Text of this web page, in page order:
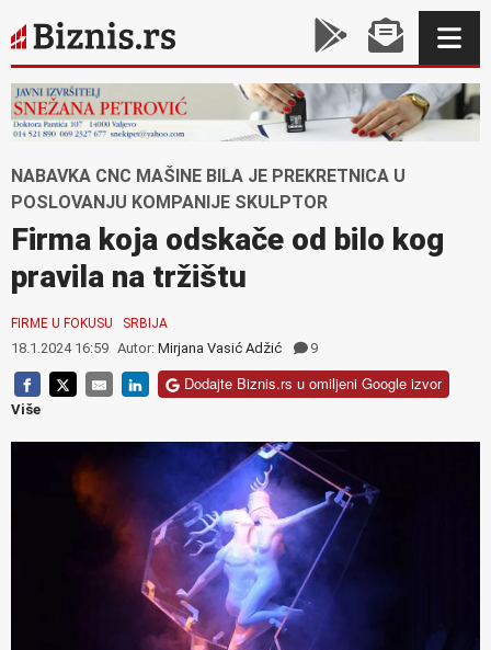
NABAVKA CNC MAŠINE BILA JE PREKRETNICA U
POSLOVANJU KOMPANIJE SKULPTOR
Firma koja odskače od bilo kog
pravila na tržištu
FIRME U FOKUSU SRBIJA
18.1.2024 16:59 Autor: Mirjana Vasić Adžić 9
Dodajte Biznis.rs u omiljeni Google izvor
Više